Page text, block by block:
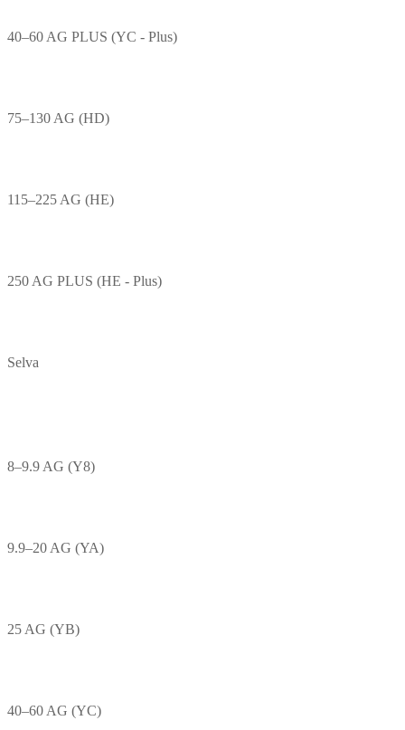
40–60 AG PLUS (YC - Plus)
75–130 AG (HD)
115–225 AG (HE)
250 AG PLUS (HE - Plus)
Selva
8–9.9 AG (Y8)
9.9–20 AG (YA)
25 AG (YB)
40–60 AG (YC)